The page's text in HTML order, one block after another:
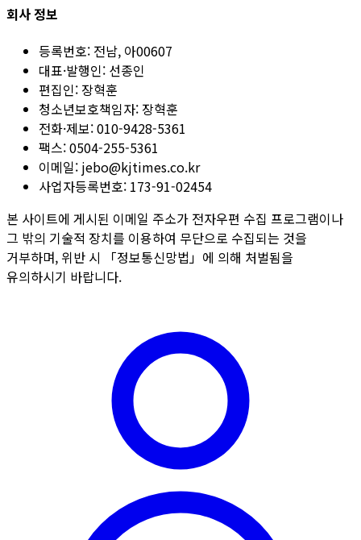
회사 정보
등록번호: 전남, 아00607
대표·발행인: 선종인
편집인: 장혁훈
청소년보호책임자: 장혁훈
전화·제보:010-9428-5361
팩스:0504-255-5361
이메일: jebo@kjtimes.co.kr
사업자등록번호: 173-91-02454
본 사이트에 게시된 이메일 주소가 전자우편 수집 프로그램이나
그 밖의 기술적 장치를 이용하여 무단으로 수집되는 것을
거부하며, 위반 시 「정보통신망법」에 의해 처벌됨을
유의하시기 바랍니다.